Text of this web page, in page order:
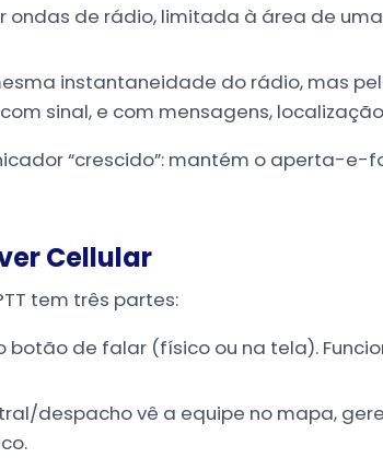
ondas de rádio, limitada à área de
instantaneidade do rádio, mas
sinal, e com mensagens,
“crescido”: mantém o aperta-e-
Cellular
tem três partes:
botão de falar (físico ou na tela).
despacho vê a equipe no mapa,